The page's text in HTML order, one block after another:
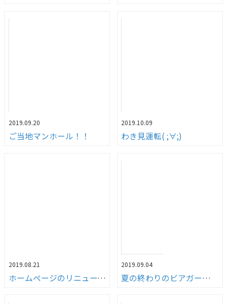
2019.09.20
ご当地マンホール！！
2019.10.09
わき見運転( ;∀;)
2019.08.21
ホームページのリニューアルについて
2019.09.04
夏の終わりのビアガーデン（笑）